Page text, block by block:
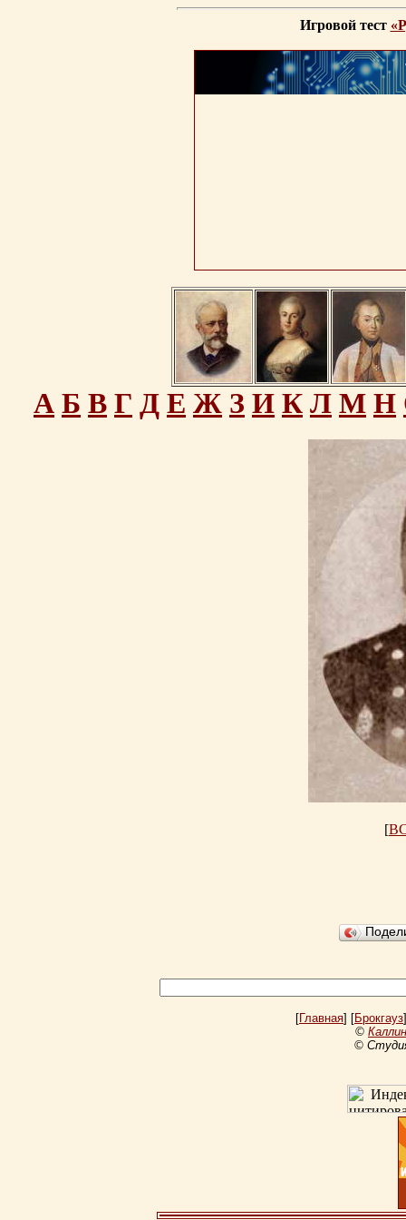
Игровой тест
А Б В Г Д Е Ж З И К Л М Н
[
[Главная] [Брокгауз
©
©